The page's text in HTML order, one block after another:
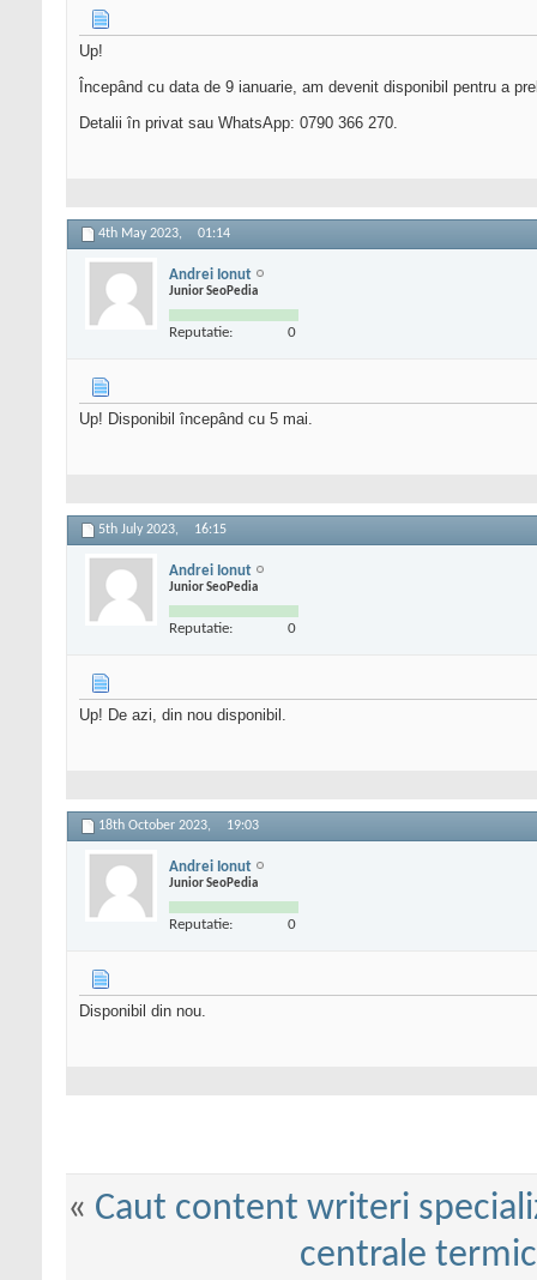
Up!
Începând cu data de 9 ianuarie, am devenit disponibil pentru a
Detalii în privat sau WhatsApp: 0790 366 270.
4th May 2023, 01:14
Andrei Ionut
Junior SeoPedia
Reputatie: 0
Up! Disponibil începând cu 5 mai.
5th July 2023, 16:15
Andrei Ionut
Junior SeoPedia
Reputatie: 0
Up! De azi, din nou disponibil.
18th October 2023, 19:03
Andrei Ionut
Junior SeoPedia
Reputatie: 0
Disponibil din nou.
« Caut content writeri
centrale